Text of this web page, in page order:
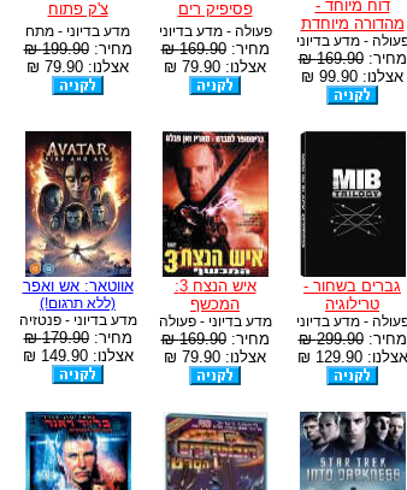
דוח מיוחד -
מהדורה מיוחדת
- מדע בדיוני
מחיר:169.90 ₪
אצלנו: 99.90 ₪
פסיפיק רים
פעולה - מדע בדיוני
מחיר:169.90 ₪
אצלנו: 79.90 ₪
צ'ק פתוח
מדע בדיוני - מתח
מחיר:199.90 ₪
אצלנו: 79.90 ₪
גברים בשחור -
טרילוגיה
- מדע בדיוני
מחיר:299.90 ₪
אצלנו: 129.90 ₪
איש הנצח 3:
המכשף
מדע בדיוני - פעולה
מחיר:169.90 ₪
אצלנו: 79.90 ₪
אווטאר: אש ואפר
(ללא תרגום!)
מדע בדיוני - פנטזיה
מחיר:179.90 ₪
אצלנו: 149.90 ₪